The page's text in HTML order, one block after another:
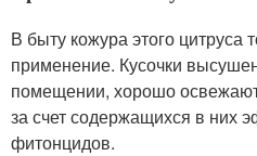
В быту кожура этого цитруса
применение. Кусочки
помещении, хорошо
за счет содержащихся в них
фитонцидов.